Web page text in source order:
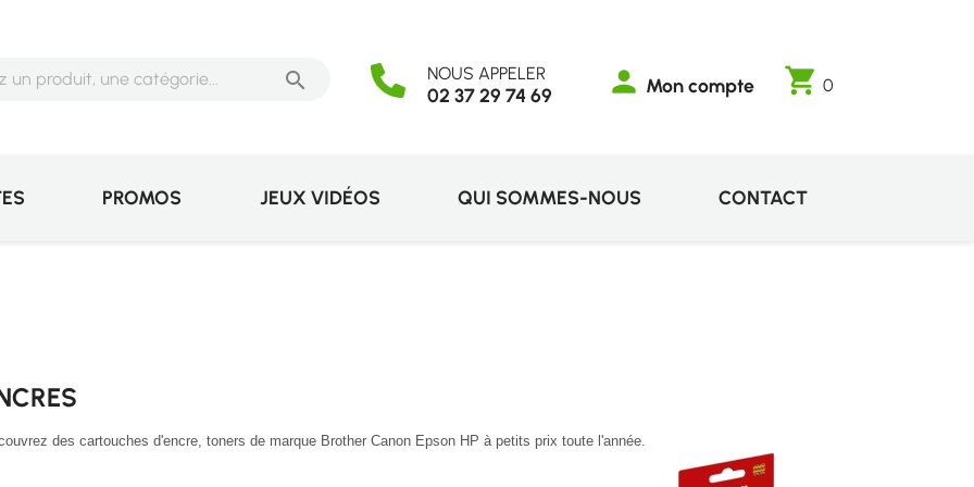
 NOUS APPELER
02 37 29 74 69 person Mon compte shopping_cart 0
PROMOS JEUX VIDÉOS QUI SOMMES-NOUS CONTACT
des cartouches d'encre, toners de marque Brother Canon Epson HP à petits prix toute l'année.